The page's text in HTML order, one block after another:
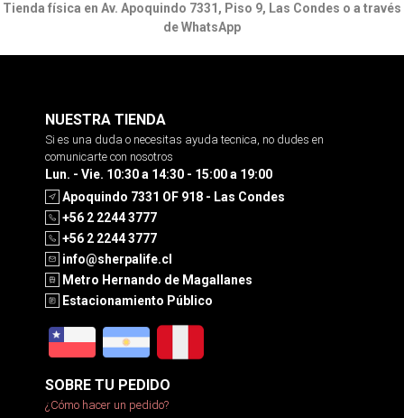
Tienda física en Av. Apoquindo 7331, Piso 9, Las Condes o a través
de WhatsApp
NUESTRA TIENDA
Si es una duda o necesitas ayuda tecnica, no dudes en
comunicarte con nosotros
Lun. - Vie. 10:30 a 14:30 - 15:00 a 19:00
Apoquindo 7331 OF 918 - Las Condes
+56 2 2244 3777
+56 2 2244 3777
info@sherpalife.cl
Metro Hernando de Magallanes
Estacionamiento Público
SOBRE TU PEDIDO
¿Cómo hacer un pedido?